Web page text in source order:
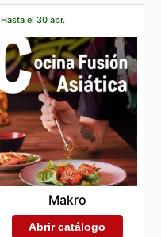
Hasta el 30 abr.
Makro
Abrir catálogo